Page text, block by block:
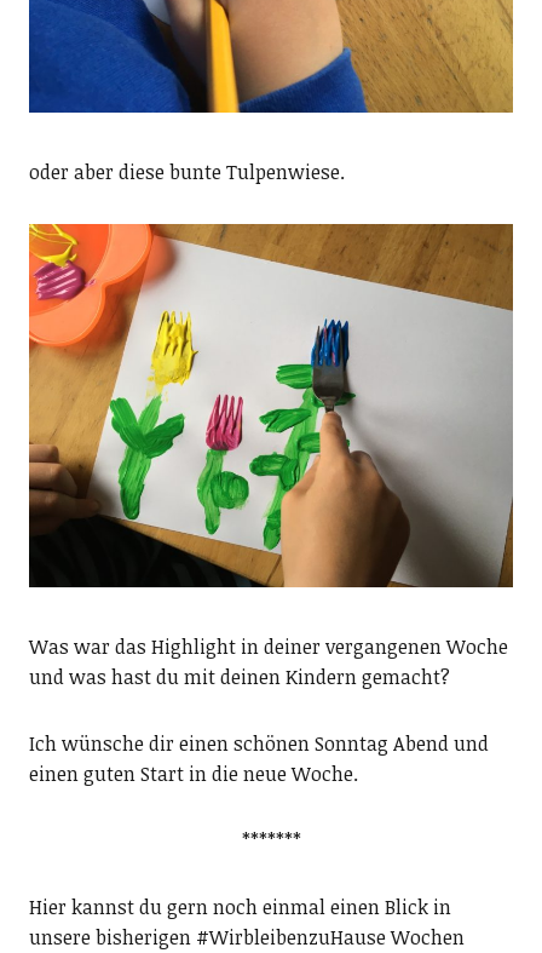
oder aber diese bunte Tulpenwiese.
Was war das Highlight in deiner vergangenen Woche
und was hast du mit deinen Kindern gemacht?
Ich wünsche dir einen schönen Sonntag Abend und
einen guten Start in die neue Woche.
*******
Hier kannst du gern noch einmal einen Blick in
unsere bisherigen #WirbleibenzuHause Wochen